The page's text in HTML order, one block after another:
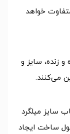
خواهد
زنده، سایز و
می‌کنند.
سایز میلگرد
ساخت ایجاد